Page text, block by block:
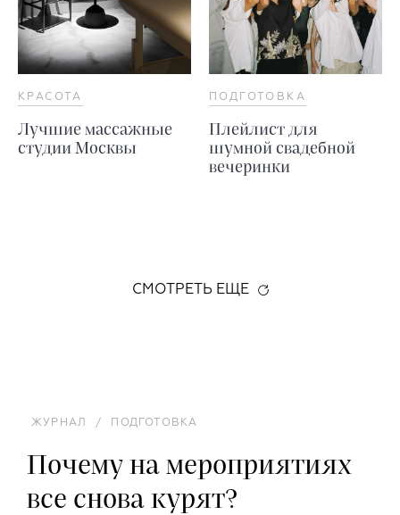
КРАСОТА
Лучшие массажные
студии Москвы
ПОДГОТОВКА
Плейлист для
шумной свадебной
вечеринки
СМОТРЕТЬ ЕЩЕ
ЖУРНАЛ / ПОДГОТОВКА
Почему на мероприятиях
все снова курят?